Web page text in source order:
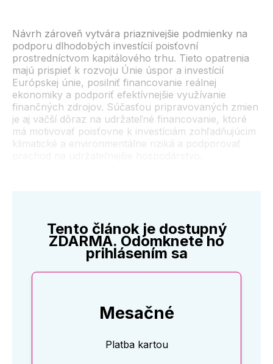
Návrh zároveň vytvára priaznivejšie podmienky na
podporu dlhodobých investícií poisťovní
prostredníctvom kapitálového trhu. Tieto opatrenia
majú prispieť k rozvoju Únie úspor a investícií
Európskej únie, posilniť financovanie reálnej
ekonomiky a podporiť efektívnejšie využívanie
finančných zdrojov. Súčasťou pripravovaných zmien
je aj väčší dôraz na udržateľné financovanie, ktoré
má motivovať poisťovne k investíciám zohľadňujúcim
klimatické a environmentálne riziká a podporovať
Tento článok je dostupný
ZDARMA. Odomknete ho
prihlásením sa
Mesačné
Platba kartou